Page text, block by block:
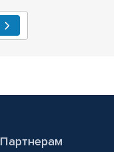
Партнерам